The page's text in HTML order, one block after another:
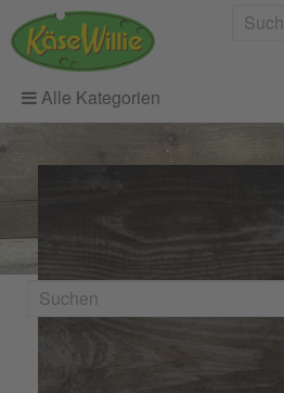
Alle Kategorien